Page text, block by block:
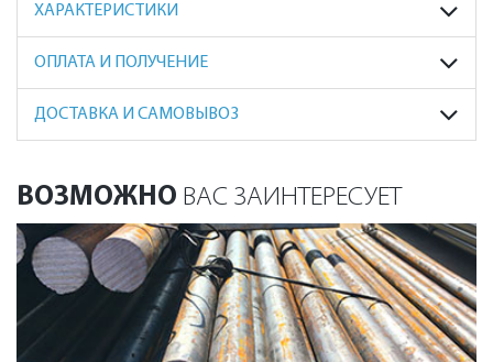
ХАРАКТЕРИСТИКИ
ОПЛАТА И ПОЛУЧЕНИЕ
ДОСТАВКА И САМОВЫВОЗ
ВОЗМОЖНО ВАС ЗАИНТЕРЕСУЕТ